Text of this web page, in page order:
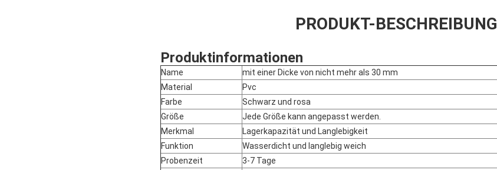
PRODUKT-BESCHREIBUNG
Produktinformationen
Name
mit einer Dicke von nicht mehr als 30 mm
Material
Pvc
Farbe
Schwarz und rosa
Größe
Jede Größe kann angepasst werden.
Merkmal
Lagerkapazität und Langlebigkeit
Funktion
Wasserdicht und langlebig weich
Probenzeit
3-7 Tage